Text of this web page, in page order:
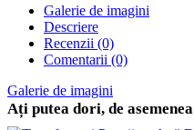
Galerie de imagini
Descriere
Recenzii (0)
Comentarii (0)
Galerie de imagini
Ați putea dori, de asemenea